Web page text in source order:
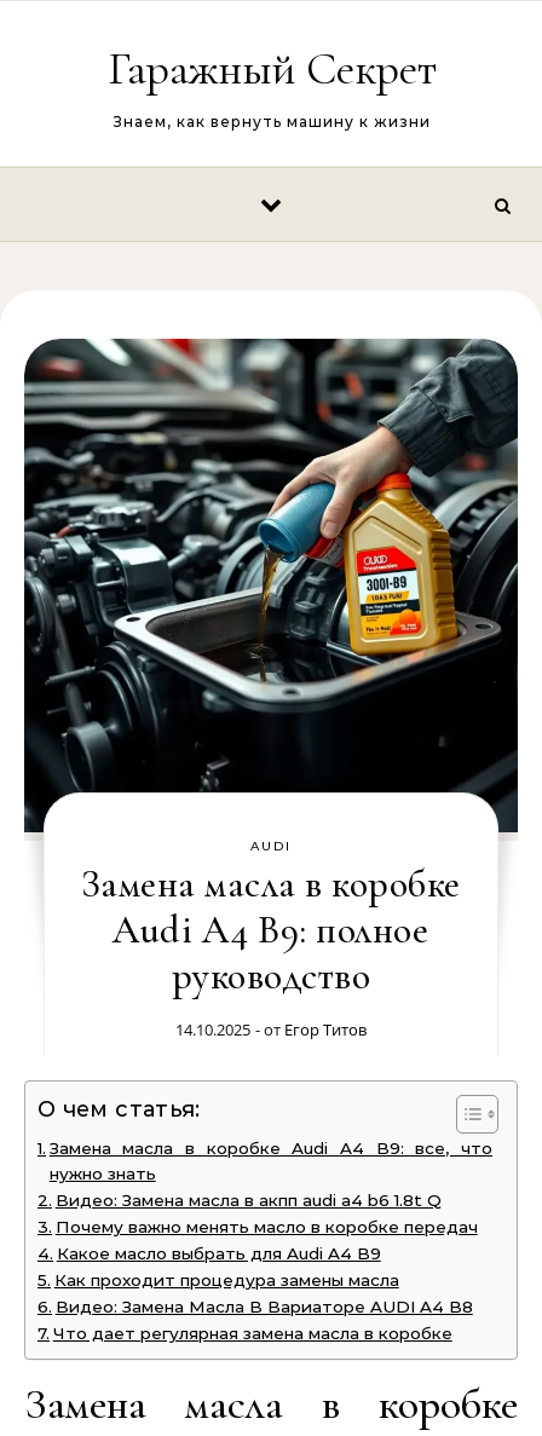
Гаражный Секрет
Знаем, как вернуть машину к жизни
AUDI
Замена масла в коробке
Audi A4 B9: полное
руководство
14.10.2025 - от Егор Титов
О чем статья:
Замена масла в коробке Audi A4 B9: все, что
нужно знать
Видео: Замена масла в акпп audi a4 b6 1.8t Q
Почему важно менять масло в коробке передач
Какое масло выбрать для Audi A4 B9
Как проходит процедура замены масла
Видео: Замена Масла В Вариаторе AUDI A4 B8
Что дает регулярная замена масла в коробке
Замена масла в коробке